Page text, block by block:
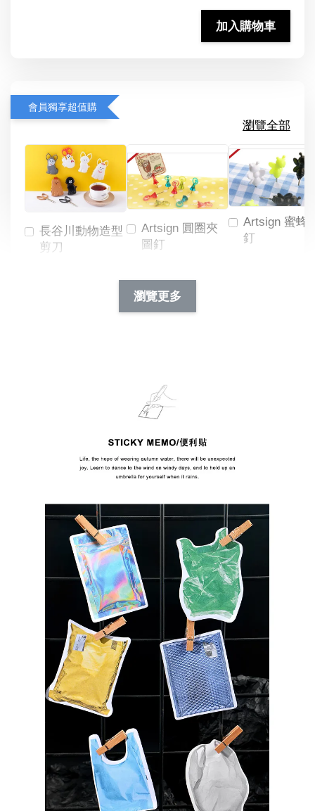
加入購物車
會員獨享超值購
瀏覽全部
長谷川動物造型
剪刀
Artsign 圓圈夾
圖釘
NT$ 19.00
NT$ 66.00
Artsign 蜜蜂
釘
瀏覽更多